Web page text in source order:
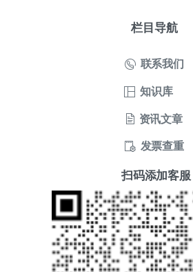
栏目导航
联系我们
知识库
资讯文章
发票查重
扫码添加客服